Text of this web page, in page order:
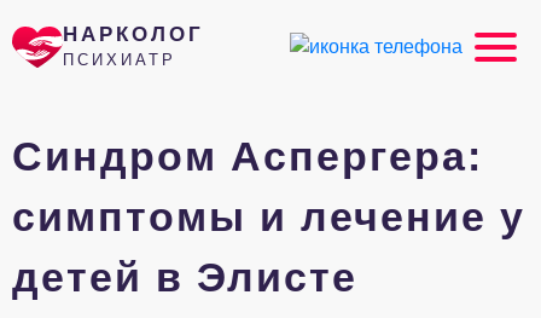
НАРКОЛОГ
ПСИХИАТР
Cиндром Аспергера:
симптомы и лечение у
детей в Элисте